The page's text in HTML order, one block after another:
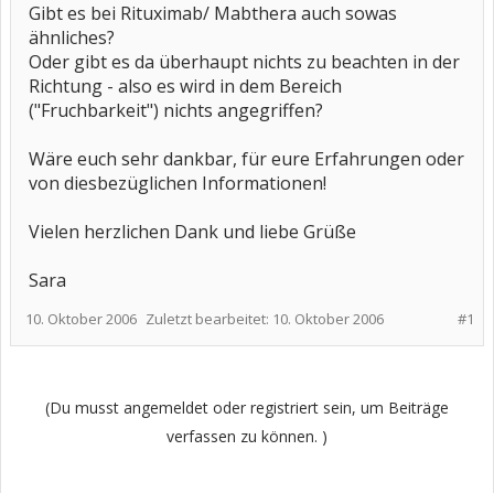
Gibt es bei Rituximab/ Mabthera auch sowas
ähnliches?
Oder gibt es da überhaupt nichts zu beachten in der
Richtung - also es wird in dem Bereich
("Fruchbarkeit") nichts angegriffen?
Wäre euch sehr dankbar, für eure Erfahrungen oder
von diesbezüglichen Informationen!
Vielen herzlichen Dank und liebe Grüße
Sara
#1
10. Oktober 2006 Zuletzt bearbeitet: 10. Oktober 2006
(Du musst angemeldet oder registriert sein, um Beiträge
verfassen zu können. )